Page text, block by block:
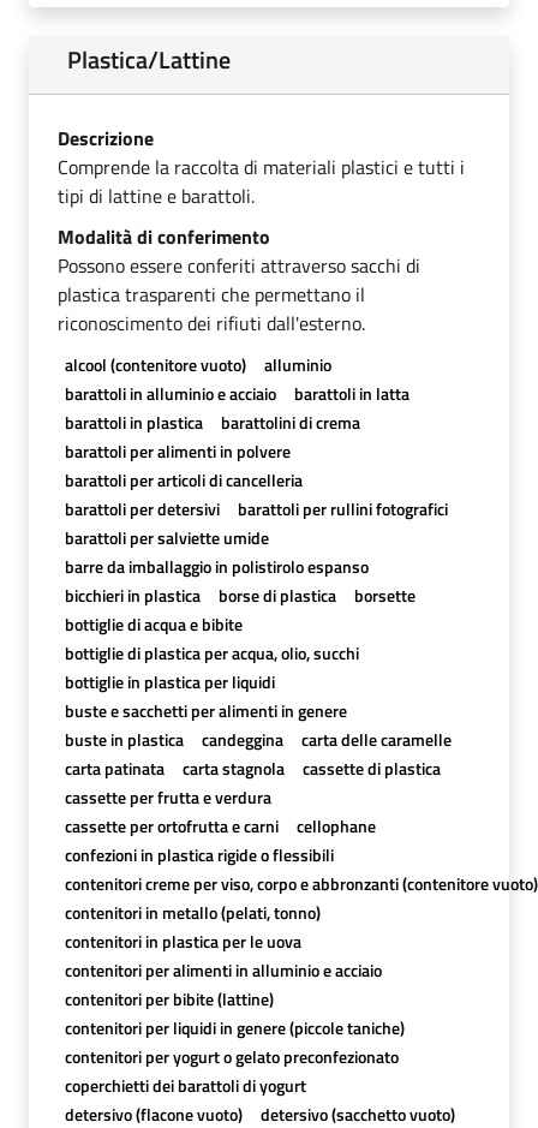
Plastica/Lattine
Descrizione
Comprende la raccolta di materiali plastici e tutti i
tipi di lattine e barattoli.
Modalità di conferimento
Possono essere conferiti attraverso sacchi di
plastica trasparenti che permettano il
riconoscimento dei rifiuti dall'esterno.
alcool (contenitore vuoto)
alluminio
barattoli in alluminio e acciaio
barattoli in latta
barattoli in plastica
barattolini di crema
barattoli per alimenti in polvere
barattoli per articoli di cancelleria
barattoli per detersivi
barattoli per rullini fotografici
barattoli per salviette umide
barre da imballaggio in polistirolo espanso
bicchieri in plastica
borse di plastica
borsette
bottiglie di acqua e bibite
bottiglie di plastica per acqua, olio, succhi
bottiglie in plastica per liquidi
buste e sacchetti per alimenti in genere
buste in plastica
candeggina
carta delle caramelle
carta patinata
carta stagnola
cassette di plastica
cassette per frutta e verdura
cassette per ortofrutta e carni
cellophane
confezioni in plastica rigide o flessibili
contenitori creme per viso, corpo e abbronzanti (contenitore vuoto)
contenitori in metallo (pelati, tonno)
contenitori in plastica per le uova
contenitori per alimenti in alluminio e acciaio
contenitori per bibite (lattine)
contenitori per liquidi in genere (piccole taniche)
contenitori per yogurt o gelato preconfezionato
coperchietti dei barattoli di yogurt
detersivo (flacone vuoto)
detersivo (sacchetto vuoto)